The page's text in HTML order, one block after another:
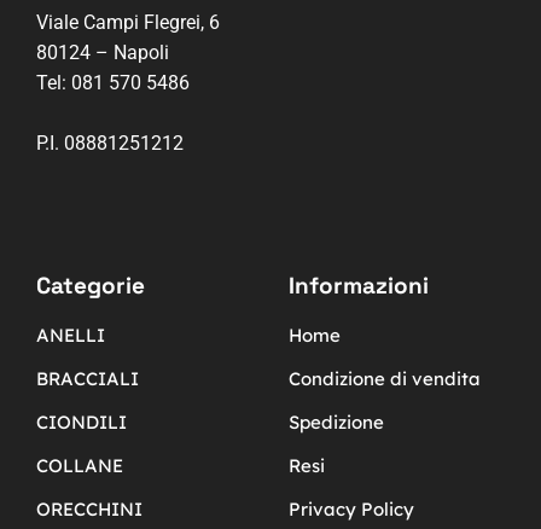
Viale Campi Flegrei, 6
80124 – Napoli
Tel: 081 570 5486
P.I. 08881251212
Categorie
ANELLI
BRACCIALI
CIONDILI
COLLANE
ORECCHINI
Informazioni
Home
Condizione di vendita
Spedizione
Resi
Privacy Policy